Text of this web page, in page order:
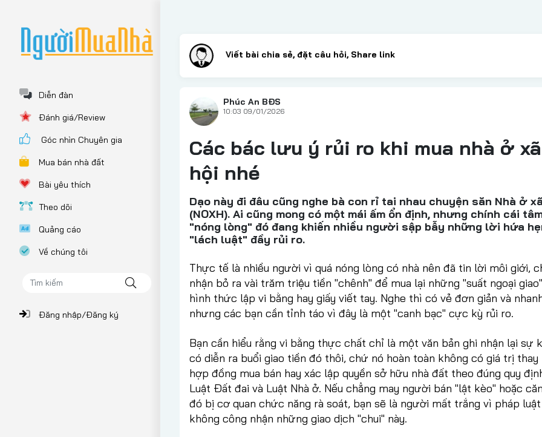
Diễn đàn
Đánh giá/Review
Góc nhìn Chuyên gia
Mua bán nhà đất
Bài yêu thích
Theo dõi
Quảng cáo
Về chúng tôi
Đăng nhập/Đăng ký
Phúc An BĐS
10:03 09/01/2026
Các bác lưu ý rủi ro khi mua nhà ở xã
hội nhé
Dạo này đi đâu cũng nghe bà con rỉ tai nhau chuyện săn Nhà ở
(NOXH). Ai cũng mong có một mái ấm ổn định, nhưng chính cái
"nóng lòng" đó đang khiến nhiều người sập bẫy những lời hứa
"lách luật" đầy rủi ro.
Thực tế là nhiều người vì quá nóng lòng có nhà nên đã tin lời môi giới,
nhận bỏ ra vài trăm triệu tiền "chênh" để mua lại những "suất ngoại
hình thức lập vi bằng hay giấy viết tay. Nghe thì có vẻ đơn giản và
nhưng các bạn cần tỉnh táo vì đây là một "canh bạc" cực kỳ rủi ro.
Bạn cần hiểu rằng vi bằng thực chất chỉ là một văn bản ghi nhận lại sự
có diễn ra buổi giao tiền đó thôi, chứ nó hoàn toàn không có giá trị thay
hợp đồng mua bán hay xác lập quyền sở hữu nhà đất theo đúng quy
Luật Đất đai và Luật Nhà ở. Nếu chẳng may người bán "lật kèo" hoặc
đó bị cơ quan chức năng rà soát, bạn sẽ là người mất trắng vì pháp luật
không công nhận những giao dịch "chui" này.